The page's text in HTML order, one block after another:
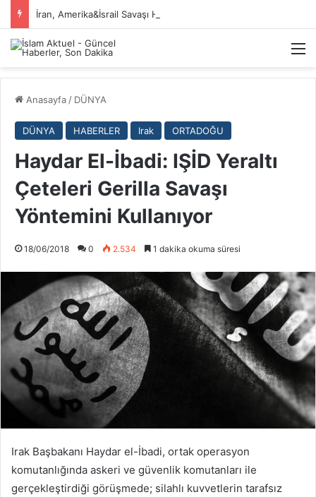
İran, Amerika&İsrail Savaşı Hakkında
Anasayfa / DÜNYA
DÜNYA HABERLER Irak ORTADOĞU
Haydar El-İbadi: IŞİD Yeraltı
Çeteleri Gerilla Savaşı
Yöntemini Kullanıyor
18/06/2018 0 2.534 1 dakika okuma süresi
Irak Başbakanı Haydar el-İbadi, ortak operasyon
komutanlığında askeri ve güvenlik komutanları ile
gerçekleştirdiği görüşmede; silahlı kuvvetlerin tarafsız